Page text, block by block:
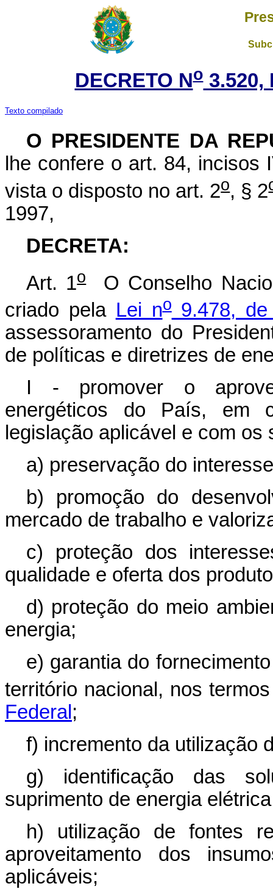
DECRETO No3.520,
Texto compilado
O PRESIDENTE DA
lhe confere o art. 84,
vista o disposto no art. 2o, § 2
1997,
DECRETA:
Art. 1oO Conselho
criado pela Lei no9.478, de
assessoramento do
de políticas e diretrizes de
I - promover o
energéticos do País, em
legislação aplicável e com
a) preservação do
b) promoção do
mercado de trabalho e
c) proteção dos
qualidade e oferta dos
d) proteção do meio
energia;
e) garantia do
território nacional, nos
Federal ;
f) incremento da utilização
g) identificação das
suprimento de energia
h) utilização de fontes
aproveitamento dos
aplicáveis;